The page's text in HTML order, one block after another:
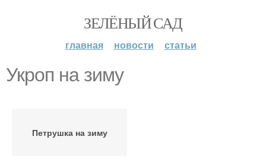
ЗЕЛЁНЫЙ САД
главная новости статьи
Укроп на зиму
Петрушка на зиму